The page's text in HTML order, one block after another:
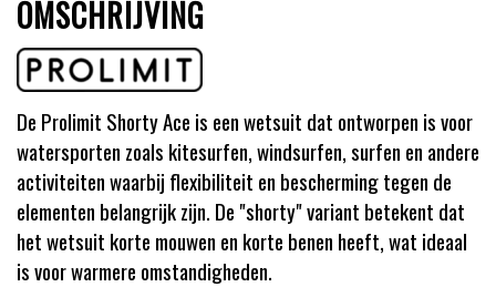
OMSCHRIJVING
De Prolimit Shorty Ace is een wetsuit dat ontworpen is voor
watersporten zoals kitesurfen, windsurfen, surfen en andere
activiteiten waarbij flexibiliteit en bescherming tegen de
elementen belangrijk zijn. De "shorty" variant betekent dat
het wetsuit korte mouwen en korte benen heeft, wat ideaal
is voor warmere omstandigheden.